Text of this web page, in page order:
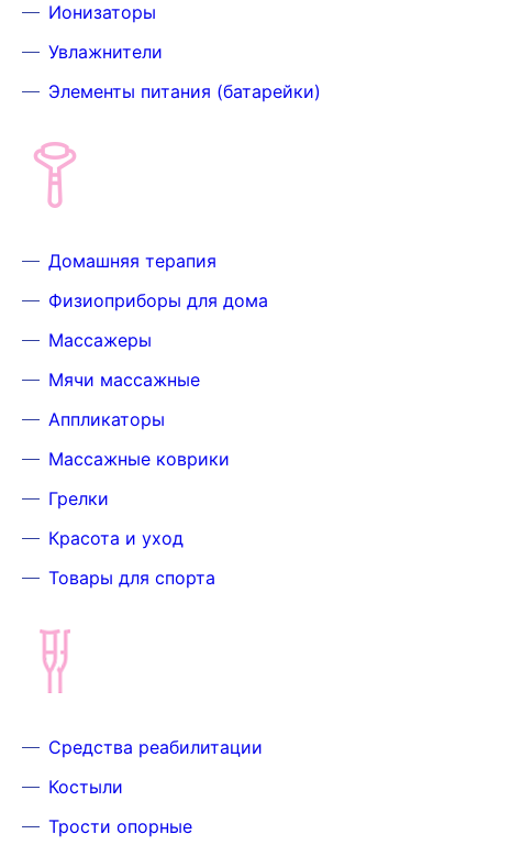
Ионизаторы
Увлажнители
Элементы питания (батарейки)
Домашняя терапия
Физиоприборы для дома
Массажеры
Мячи массажные
Аппликаторы
Массажные коврики
Грелки
Красота и уход
Товары для спорта
Средства реабилитации
Костыли
Трости опорные